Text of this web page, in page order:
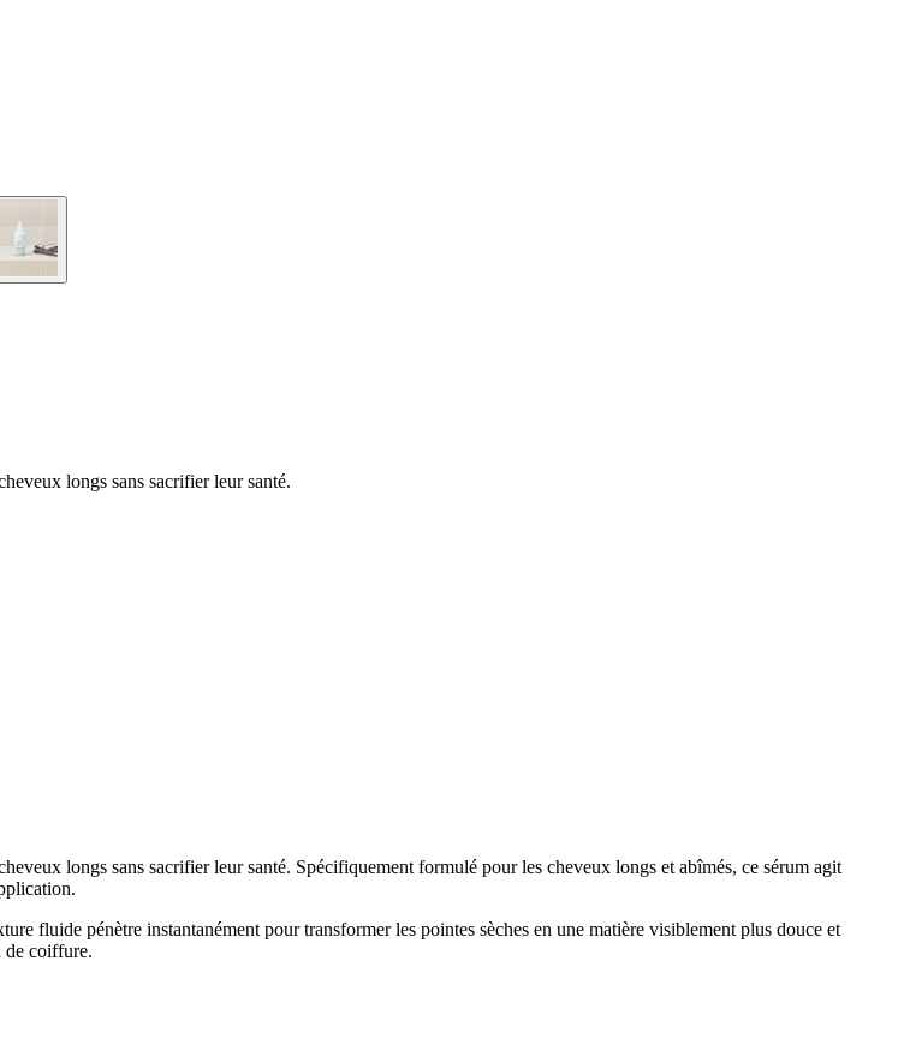
longs sans sacrifier leur santé.
longs sans sacrifier leur santé. Spécifiquement formulé pour les cheveux longs et abîmés, ce sérum agit
fluide pénètre instantanément pour transformer les pointes sèches en une matière visiblement plus douce et
de coiffure.